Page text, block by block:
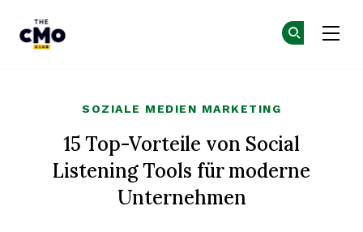
SOZIALE MEDIEN MARKETING
15 Top-Vorteile von Social
Listening Tools für moderne
Unternehmen